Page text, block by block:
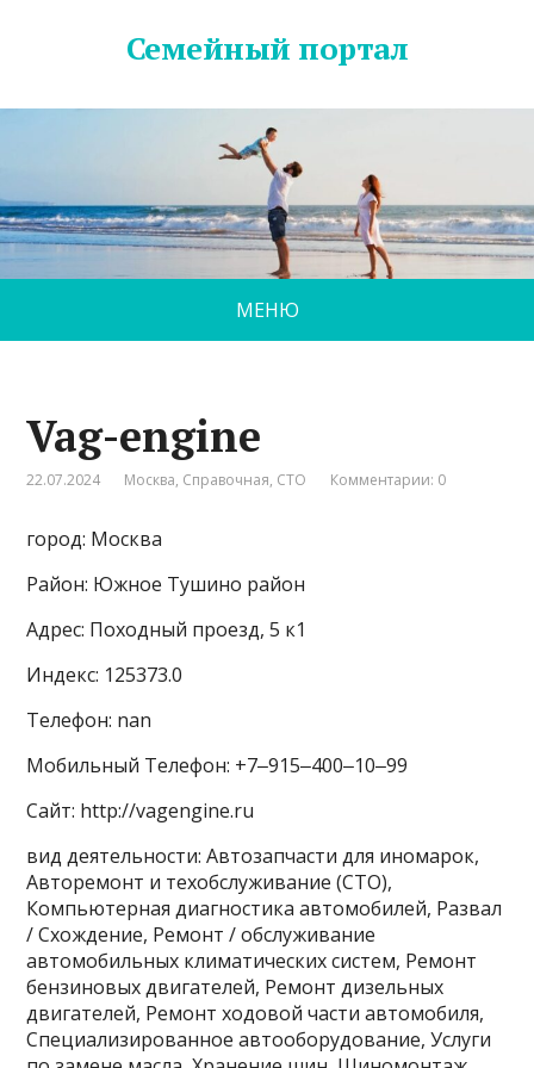
Семейный портал
МЕНЮ
Vag-engine
22.07.2024 Москва, Справочная, СТО Комментарии: 0
город: Москва
Район: Южное Тушино район
Адрес: Походный проезд, 5 к1
Индекс: 125373.0
Телефон: nan
Мобильный Телефон: +7‒915‒400‒10‒99
Сайт: http://vagengine.ru
вид деятельности: Автозапчасти для иномарок,
Авторемонт и техобслуживание (СТО),
Компьютерная диагностика автомобилей, Развал
/ Схождение, Ремонт / обслуживание
автомобильных климатических систем, Ремонт
бензиновых двигателей, Ремонт дизельных
двигателей, Ремонт ходовой части автомобиля,
Специализированное автооборудование, Услуги